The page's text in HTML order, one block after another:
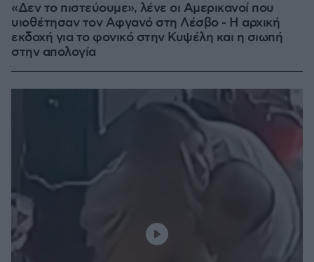
«Δεν το πιστεύουμε», λένε οι Αμερικανοί που
υιοθέτησαν τον Αφγανό στη Λέσβο - Η αρχική
εκδοχή για το φονικό στην Κυψέλη και η σιωπή
στην απολογία